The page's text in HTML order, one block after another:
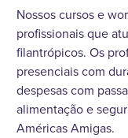
Nossos cursos e
profissionais que
filantrópicos. Os
presenciais com
despesas com
alimentação e
Américas Amigas.